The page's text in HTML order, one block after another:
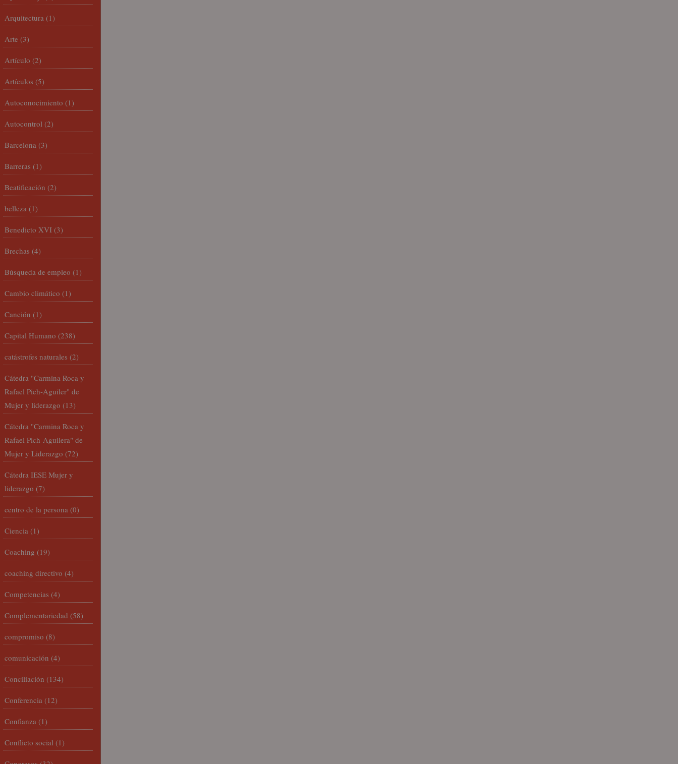
Arquitectura (1)
Arte (3)
Artículo (2)
Artículos (5)
Autoconocimiento (1)
Autocontrol (2)
Barcelona (3)
Barreras (1)
Beatificación (2)
belleza (1)
Benedicto XVI (3)
Brechas (4)
Búsqueda de empleo (1)
Cambio climático (1)
Canción (1)
Capital Humano (238)
catástrofes naturales (2)
Cátedra "Carmina Roca y
Rafael Pich-Aguiler" de
Mujer y liderazgo (13)
Cátedra "Carmina Roca y
Rafael Pich-Aguilera" de
Mujer y Liderazgo (72)
Cátedra IESE Mujer y
liderazgo (7)
centro de la persona (0)
Ciencia (1)
Coaching (19)
coaching directivo (4)
Competencias (4)
Complementariedad (58)
compromiso (8)
comunicación (4)
Conciliación (134)
Conferencia (12)
Confianza (1)
Conflicto social (1)